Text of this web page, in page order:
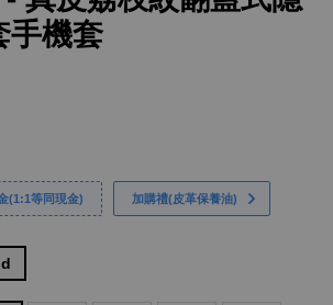
手機套
(1:1等同現金) 加購禮(皮革保養油)